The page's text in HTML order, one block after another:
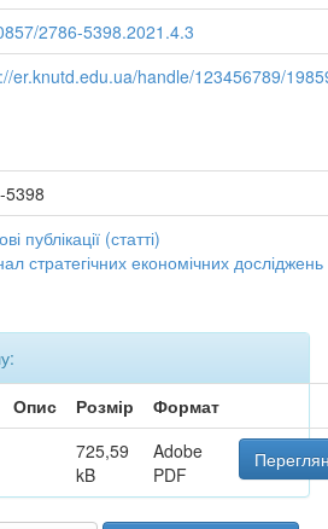
2786-5398.2021.4.3
er.knutd.edu.ua/handle/123456789/
5398
публікації (статті)
стратегічних економічних досліджень
Опис Розмір
Формат
725,59
kB
Adobe
PDF